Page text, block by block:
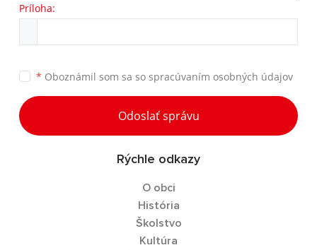
Príloha:
* Oboznámil som sa so spracúvaním osobných údajov
Odoslať správu
Rýchle odkazy
O obci
História
Školstvo
Kultúra